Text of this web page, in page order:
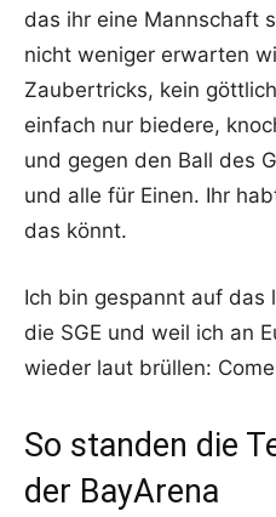
das ihr eine Mannschaft
nicht weniger erwarten
Zaubertricks, kein
einfach nur biedere,
und gegen den Ball des
und alle für Einen. Ihr
das könnt.
Ich bin gespannt auf das
die SGE und weil ich an
wieder laut brüllen:
So standen die
der BayArena